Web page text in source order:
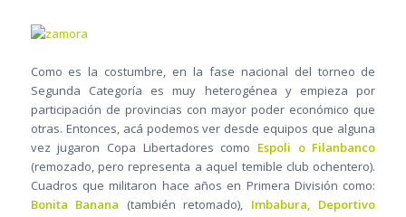
Como es la costumbre, en la fase nacional del torneo de
Segunda Categoría es muy heterogénea y empieza por
participación de provincias con mayor poder económico que
otras. Entonces, acá podemos ver desde equipos que alguna
vez jugaron Copa Libertadores como Espoli o Filanbanco
(remozado, pero representa a aquel temible club ochentero).
Cuadros que militaron hace años en Primera División como:
Bonita Banana (también retomado),
Imbabura, Deportivo